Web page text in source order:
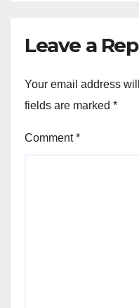
Leave a
Your email address
fields are marked *
Comment*